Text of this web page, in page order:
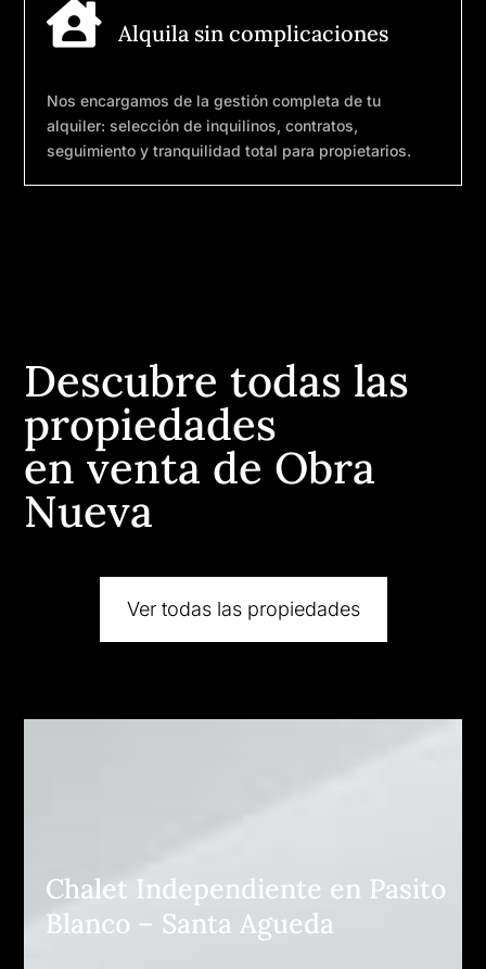
 Alquila sin complicaciones
Nos encargamos de la gestión completa de tu
alquiler: selección de inquilinos, contratos,
seguimiento y tranquilidad total para propietarios.
Descubre todas las
propiedades
en venta de Obra
Nueva
Ver todas las propiedades
Chalet Independiente en Pasito
Blanco – Santa Agueda